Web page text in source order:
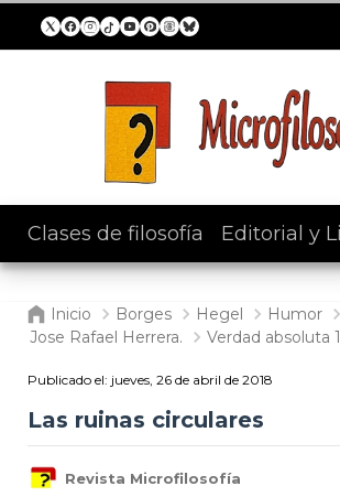
Clases de filosofía Editorial y
Inicio Borges Hegel
Humor
Jose Rafael Herrera.
Verdad absoluta 1
Publicado el: jueves, 26 de abril de 2018
Las ruinas circulares
Revista Microfilosofía